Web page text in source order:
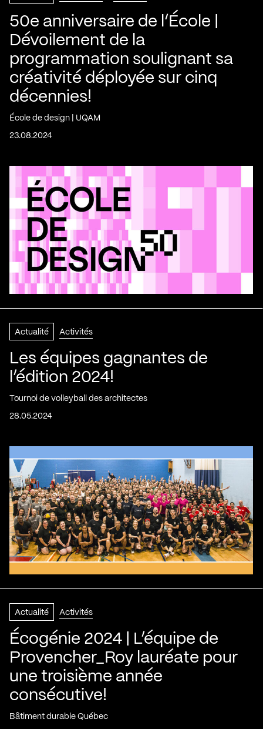
50e anniversaire de l’École |
Dévoilement de la
programmation soulignant sa
créativité déployée sur cinq
décennies!
École de design | UQAM
23.08.2024
Actualité Activités
Les équipes gagnantes de
l’édition 2024!
Tournoi de volleyball des architectes
28.05.2024
Actualité Activités
Écogénie 2024 | L’équipe de
Provencher_Roy lauréate pour
une troisième année
consécutive!
Bâtiment durable Québec